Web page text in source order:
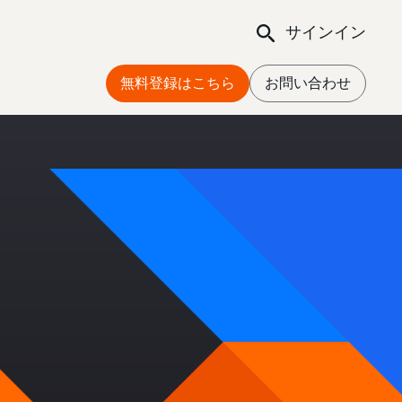
サインイン
無料登録はこちら お問い合わせ